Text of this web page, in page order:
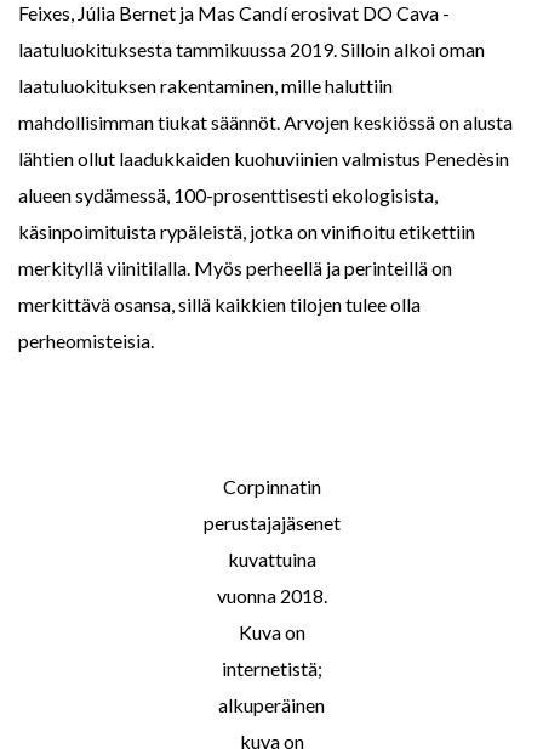
Feixes, Júlia Bernet ja Mas Candí erosivat DO Cava -
laatuluokituksesta tammikuussa 2019. Silloin alkoi oman
laatuluokituksen rakentaminen, mille haluttiin
mahdollisimman tiukat säännöt. Arvojen keskiössä on alusta
lähtien ollut laadukkaiden kuohuviinien valmistus Penedèsin
alueen sydämessä, 100-prosenttisesti ekologisista,
käsinpoimituista rypäleistä, jotka on vinifioitu etikettiin
merkityllä viinitilalla. Myös perheellä ja perinteillä on
merkittävä osansa, sillä kaikkien tilojen tulee olla
perheomisteisia.
Corpinnatin
perustajajäsenet
kuvattuina
vuonna 2018.
Kuva on
internetistä;
alkuperäinen
kuva on